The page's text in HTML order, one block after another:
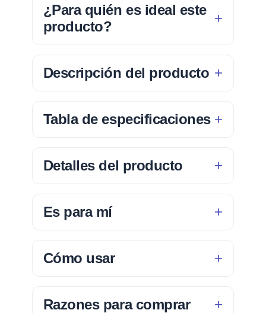
¿Para quién es ideal este
producto?
Descripción del producto
Tabla de especificaciones
Detalles del producto
Es para mí
Cómo usar
Razones para comprar